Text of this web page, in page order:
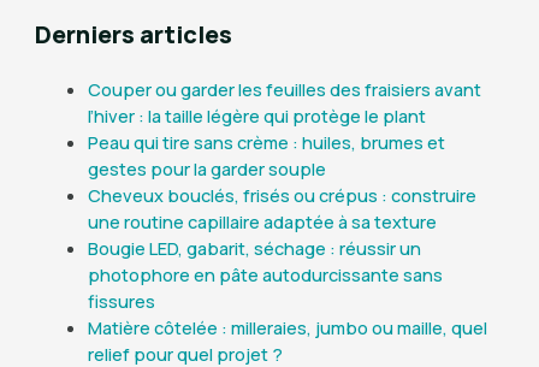
Derniers articles
Couper ou garder les feuilles des fraisiers avant
l’hiver : la taille légère qui protège le plant
Peau qui tire sans crème : huiles, brumes et
gestes pour la garder souple
Cheveux bouclés, frisés ou crépus : construire
une routine capillaire adaptée à sa texture
Bougie LED, gabarit, séchage : réussir un
photophore en pâte autodurcissante sans
fissures
Matière côtelée : milleraies, jumbo ou maille, quel
relief pour quel projet ?